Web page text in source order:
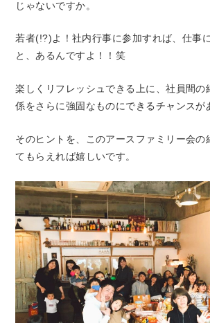
じゃないですか。
若者(!?)よ！社内行事に参加すれば、仕事
と、あるんですよ！！笑
楽しくリフレッシュできる上に、社員間の
係をさらに強固なものにできるチャンスが
そのヒントを、このアースファミリー会の
てもらえれば嬉しいです。